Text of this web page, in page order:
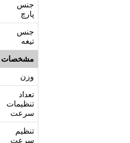
جنس
پارچ
جنس
تیغه
مشخصات
وزن
تعداد
تنظیمات
سرعت
تنظیم
سرعت